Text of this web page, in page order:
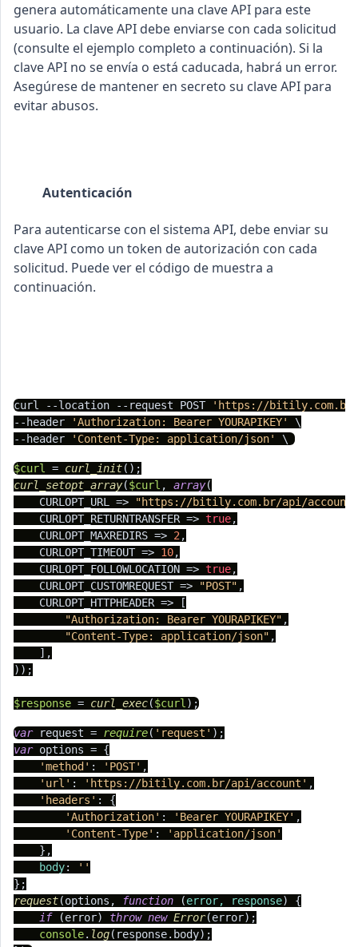
genera automáticamente una clave API para este
usuario. La clave API debe enviarse con cada solicitud
(consulte el ejemplo completo a continuación). Si la
clave API no se envía o está caducada, habrá un error.
Asegúrese de mantener en secreto su clave API para
evitar abusos.
Autenticación
Para autenticarse con el sistema API, debe enviar su
clave API como un token de autorización con cada
solicitud. Puede ver el código de muestra a
continuación.
curl --location --request POST
'https://bitily.com.br/
--header
'Authorization: Bearer YOURAPIKEY'
\
--header
'Content-Type: application/json' \
$curl = curl_init
curl_setopt_array($curl , array(
    CURLOPT_URL =>
"https://bitily.com.br/api/account"
    CURLOPT_RETURNTRANSFER =>
true,
    CURLOPT_MAXREDIRS =>
2,
    CURLOPT_TIMEOUT =>
10,
    CURLOPT_FOLLOWLOCATION =>
true,
    CURLOPT_CUSTOMREQUEST =>
"POST" ,
    CURLOPT_HTTPHEADER => [
"Authorization: Bearer YOURAPIKEY" ,
"Content-Type: application/json" ,
    ],
));
$response = curl_exec($curl );
var request = require( 'request'
var options = {
'method' : 'POST' ,
'url' : 'https://bitily.com.br/api/account' ,
'headers' : {
'Authorization' : 'Bearer YOURAPIKEY' ,
'Content-Type' :
'application/json'
    },
body:
''
request(options, function (error, response) {
if (error) throw new Error(error);
console. log(response. body);